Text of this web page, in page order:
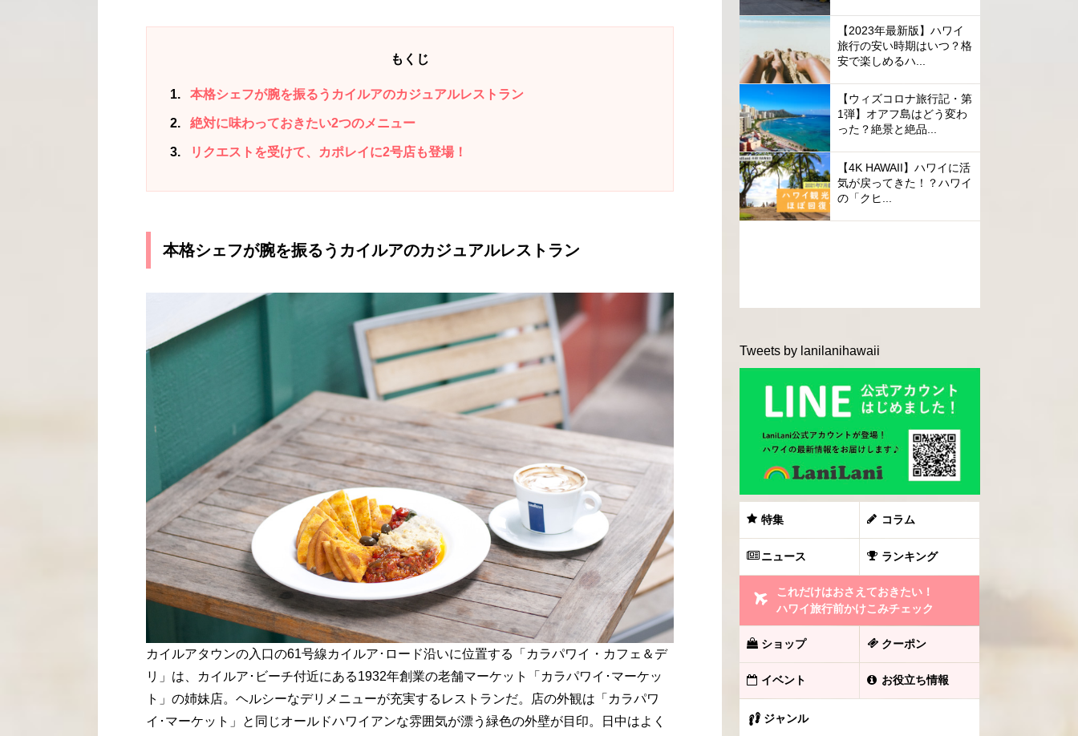
もくじ
1 本格シェフが腕を振るうカイルアのカジュアルレストラン
2 絶対に味わっておきたい2つのメニュー
3 リクエストを受けて、カポレイに2号店も登場！
本格シェフが腕を振るうカイルアのカジュアルレストラン
カイルアタウンの入口の61号線カイルア･ロード沿いに位置する「カラパワイ・カフェ＆デ
リ」は、カイルア･ビーチ付近にある1932年創業の老舗マーケット「カラパワイ･マーケッ
ト」の姉妹店。ヘルシーなデリメニューが充実するレストランだ。店の外観は「カラパワ
イ･マーケット」と同じオールドハワイアンな雰囲気が漂う緑色の外壁が目印。日中はよく
【2023年最新版】ハワイ
旅行の安い時期はいつ？格
安で楽しめるハ...
【ウィズコロナ旅行記・第
1弾】オアフ島はどう変わ
った？絶景と絶品...
【4K HAWAII】ハワイに活
気が戻ってきた！？ハワイ
の「クヒ...
Tweets by lanilanihawaii
特集 コラム
ニュース ランキング
これだけはおさえておきたい！
ハワイ旅行前かけこみチェック
ショップ クーポン
イベント お役立ち情報
ジャンル